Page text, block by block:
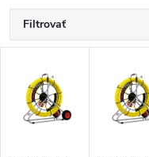
Filtrovať
ý